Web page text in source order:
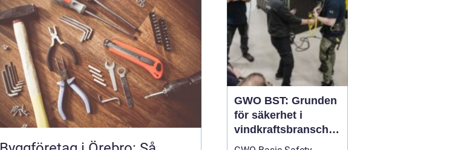
GWO BST: Grunden
för säkerhet i
vindkraftsbransche
n